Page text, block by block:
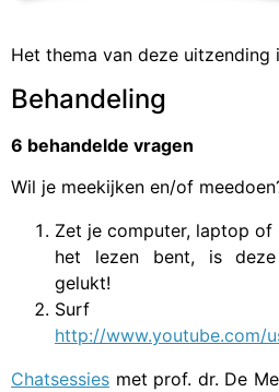
Het thema van deze uitzending
Behandeling
6 behandelde vragen
Wil je meekijken en/of
Zet je computer, laptop
het lezen bent, is
gelukt!
Surf
http://www.youtube.com/
Chatsessies met prof. dr. De